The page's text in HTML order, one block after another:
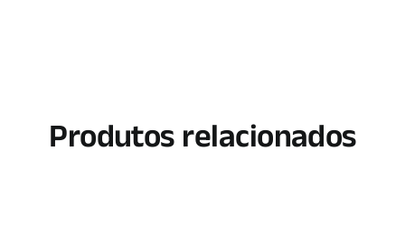
Produtos relacionados